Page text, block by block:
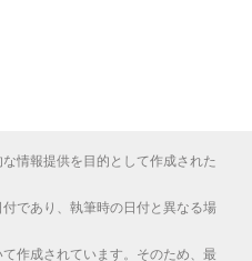
情報提供を目的として作成された
であり、執筆時の日付と異なる場
作成されています。そのため、最